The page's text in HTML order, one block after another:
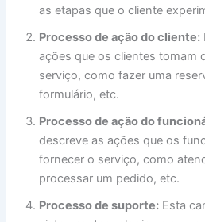
as etapas que o cliente
Processo de ação do cliente:
ações que os clientes tomam
serviço, como fazer uma
formulário, etc.
Processo de ação do
descreve as ações que os
fornecer o serviço, como
processar um pedido, etc.
Processo de suporte: Esta